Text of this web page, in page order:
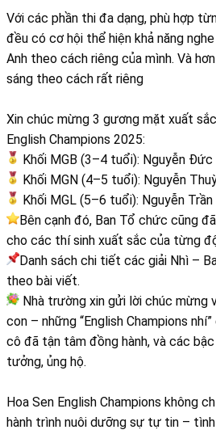
Với các phần thi đa dạng, phù hợp
đều có cơ hội thể hiện khả năng
Anh theo cách riêng của mình. Và
sáng theo cách rất riêng
Xin chúc mừng 3 gương mặt xuất
English Champions 2025:
Khối MGB (3–4 tuổi): Nguyễn Đức
Khối MGN (4–5 tuổi): Nguyễn
Khối MGL (5–6 tuổi): Nguyễn
Bên cạnh đó, Ban Tổ chức cũng
cho các thí sinh xuất sắc của từng
Danh sách chi tiết các giải Nhì –
theo bài viết.
Nhà trường xin gửi lời chúc mừng
con – những “English Champions
cô đã tận tâm đồng hành, và các
tưởng, ủng hộ.
Hoa Sen English Champions không
hành trình nuôi dưỡng sự tự tin –